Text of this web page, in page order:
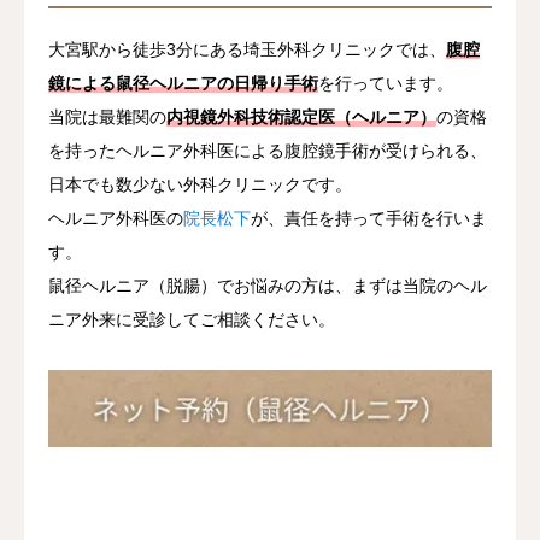
大宮駅から徒歩3分にある埼玉外科クリニックでは、 腹腔
鏡による鼠径ヘルニアの日帰り手術を行っています。
当院は最難関の内視鏡外科技術認定医（ヘルニア）の資格
を持ったヘルニア外科医による腹腔鏡手術が受けられる、
日本でも数少ない外科クリニックです。
ヘルニア外科医の院長松下が、責任を持って手術を行いま
す。
鼠径ヘルニア（脱腸）でお悩みの方は、まずは当院のヘル
ニア外来に受診してご相談ください。